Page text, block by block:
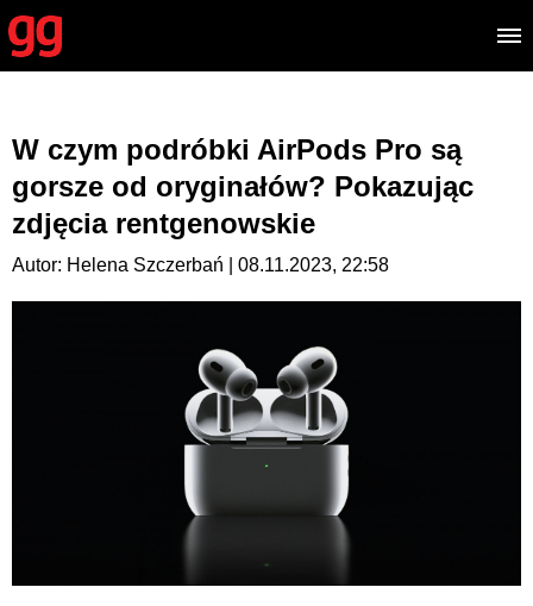
W czym podróbki AirPods Pro są
gorsze od oryginałów? Pokazując
zdjęcia rentgenowskie
Autor: Helena Szczerbań | 08.11.2023, 22:58